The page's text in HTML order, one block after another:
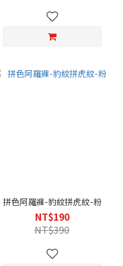
拼色阿羅褲-豹紋拼虎紋-粉
NT$190
NT$390